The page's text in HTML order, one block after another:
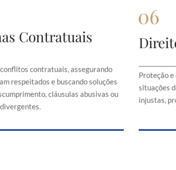
Contratuais
contratuais, assegurando
respeitados e buscando soluções
cláusulas abusivas ou
Contratuais
que direitos sejam respeitados e
soluções em casos de
cláusulas abusivas ou
divergentes.
Proteção
situações
injustas,